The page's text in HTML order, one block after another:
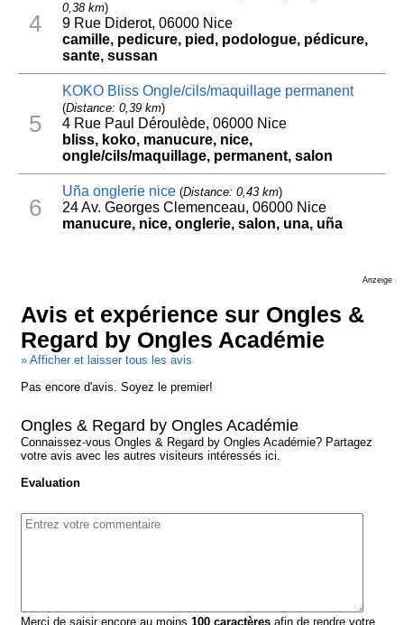
4
0,38 km)
9 Rue Diderot, 06000 Nice
camille, pedicure, pied, podologue, pédicure,
sante, sussan
5
KOKO Bliss Ongle/cils/maquillage permanent
(Distance: 0,39 km)
4 Rue Paul Déroulède, 06000 Nice
bliss, koko, manucure, nice,
ongle/cils/maquillage, permanent, salon
6
Uña onglerie nice(Distance: 0,43 km)
24 Av. Georges Clemenceau, 06000 Nice
manucure, nice, onglerie, salon, una, uña
Anzeige
Avis et expérience sur Ongles &
Regard by Ongles Académie
» Afficher et laisser tous les avis
Pas encore d'avis. Soyez le premier!
Ongles & Regard by Ongles Académie
Connaissez-vous Ongles & Regard by Ongles Académie? Partagez
votre avis avec les autres visiteurs intéressés ici.
Evaluation
Merci de saisir encore au moins100 caractères afin de rendre votre